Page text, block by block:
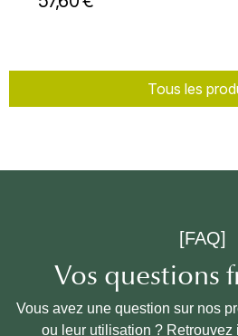
Tous les
[FAQ]
Vos questions
Vous avez une question sur nos
ou leur utilisation ? Retrouvez